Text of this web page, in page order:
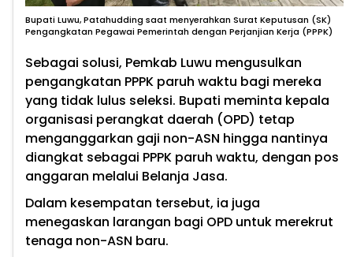
Bupati Luwu, Patahudding saat menyerahkan Surat Keputusan (SK)
Pengangkatan Pegawai Pemerintah dengan Perjanjian Kerja (PPPK)
Sebagai solusi, Pemkab Luwu mengusulkan
pengangkatan PPPK paruh waktu bagi mereka
yang tidak lulus seleksi. Bupati meminta kepala
organisasi perangkat daerah (OPD) tetap
menganggarkan gaji non-ASN hingga nantinya
diangkat sebagai PPPK paruh waktu, dengan pos
anggaran melalui Belanja Jasa.
Dalam kesempatan tersebut, ia juga
menegaskan larangan bagi OPD untuk merekrut
tenaga non-ASN baru.